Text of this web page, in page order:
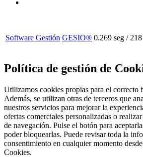
Software Gestión GESIO® 0.269 seg /
Política de gestión de
Utilizamos cookies propias para el correcto
Además, se utilizan otras de terceros que
nuestros servicios para mejorar la
ofertas comerciales personalizadas o
de navegación. Pulse el botón para
poder bloquearlas. Puede revisar toda la
consentimiento en cualquier momento
Cookies.